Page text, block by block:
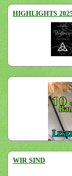
HIGHLIGHTS
WIR SIND